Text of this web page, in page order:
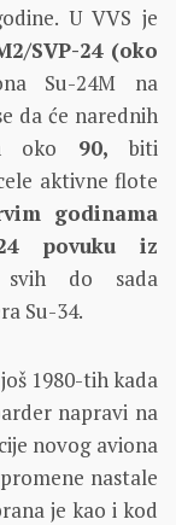
U VVS je
SVP-24 (oko
Su-24M na
da će narednih
oko 90,biti
aktivne flote
godinama
povuku iz
do sada
Su-34.
1980-tih kada
napravi na
novog aviona
nastale
je kao i kod